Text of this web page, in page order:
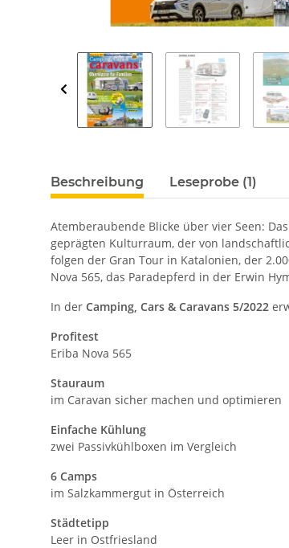
Beschreibung Leseprobe (1)
Atemberaubende Blicke über vier Seen:
geprägten Kulturraum, der von
folgen der Gran Tour in Katalonien, der
Nova 565, das Paradepferd in der Erwin
In der Camping, Cars & Caravans 5/2022
Profitest
Eriba Nova 565
Stauraum
im Caravan sicher machen und optimieren
Einfache Kühlung
zwei Passivkühlboxen im Vergleich
6 Camps
im Salzkammergut in Österreich
Städtetipp
Leer in Ostfriesland